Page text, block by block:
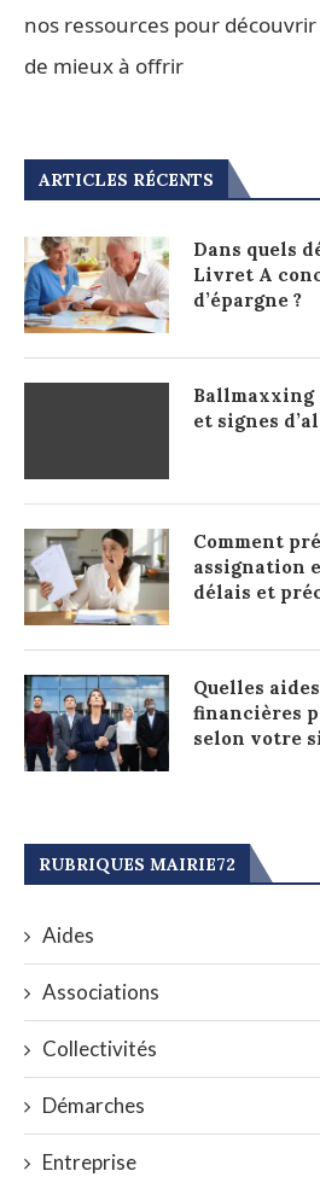
nos ressources pour
de mieux à offrir
ARTICLES RÉCENTS
Dans quels
Livret A
d’épargne ?
Ballmaxxing
et signes
Comment
assignation
délais et
Quelles
financières
selon votre
RUBRIQUES MAIRIE72
Aides
Associations
Collectivités
Démarches
Entreprise